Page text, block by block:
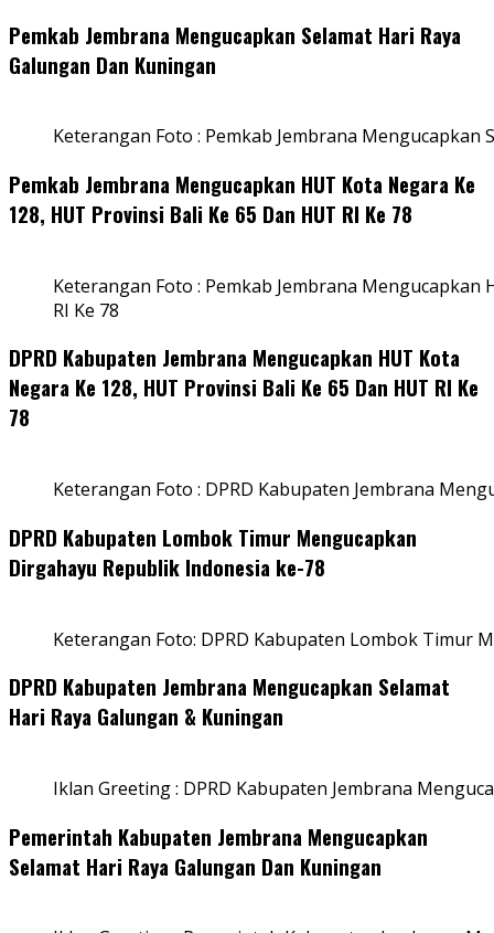
Pemkab Jembrana Mengucapkan Selamat Hari Raya
Galungan Dan Kuningan
Keterangan Foto : Pemkab Jembrana Mengucapkan
Pemkab Jembrana Mengucapkan HUT Kota Negara Ke
128, HUT Provinsi Bali Ke 65 Dan HUT RI Ke 78
Keterangan Foto : Pemkab Jembrana Mengucapkan
RI Ke 78
DPRD Kabupaten Jembrana Mengucapkan HUT Kota
Negara Ke 128, HUT Provinsi Bali Ke 65 Dan HUT RI Ke
78
Keterangan Foto : DPRD Kabupaten Jembrana
DPRD Kabupaten Lombok Timur Mengucapkan
Dirgahayu Republik Indonesia ke-78
Keterangan Foto: DPRD Kabupaten Lombok Timur
DPRD Kabupaten Jembrana Mengucapkan Selamat
Hari Raya Galungan & Kuningan
Iklan Greeting : DPRD Kabupaten Jembrana
Pemerintah Kabupaten Jembrana Mengucapkan
Selamat Hari Raya Galungan Dan Kuningan